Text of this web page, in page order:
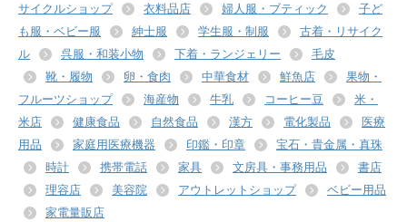
サイクルショップ
衣料品店 婦人服・ブティック
子ど
も服・ベビー服
紳士服 学生服・制服
古着・リサイク
ル
呉服・和装小物 下着・ランジェリー
毛皮
靴・履物
卵・食肉 中華食材 鮮魚店
果物・
フルーツショップ
海産物 牛乳 コーヒー豆
米・
米店
健康食品 自然食品 漢方 電化製品
医療
用品
家庭用医療機器 印鑑・印章
宝石・貴金属・真珠
時計
携帯電話 家具 文房具・事務用品
書店
理容店
美容院 アウトレットショップ
ベビー用品
家電量販店